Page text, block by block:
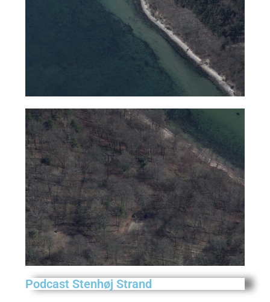
Podcast Stenhøj Strand